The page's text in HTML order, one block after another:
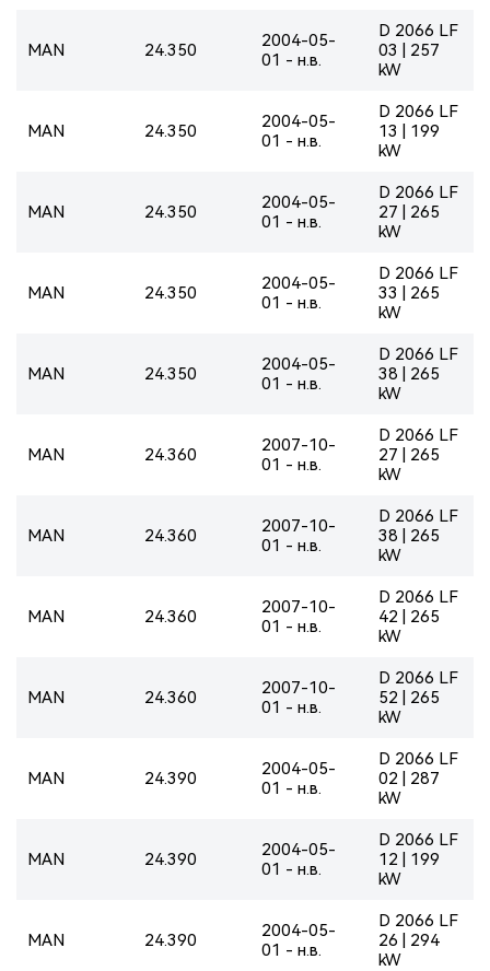
MAN 24.350
2004-05-
01 - н.в.
D 2066 LF
03 | 257
kW
MAN 24.350
2004-05-
01 - н.в.
D 2066 LF
13 | 199
kW
MAN 24.350
2004-05-
01 - н.в.
D 2066 LF
27 | 265
kW
MAN 24.350
2004-05-
01 - н.в.
D 2066 LF
33 | 265
kW
MAN 24.350
2004-05-
01 - н.в.
D 2066 LF
38 | 265
kW
MAN 24.360
2007-10-
01 - н.в.
D 2066 LF
27 | 265
kW
MAN 24.360
2007-10-
01 - н.в.
D 2066 LF
38 | 265
kW
MAN 24.360
2007-10-
01 - н.в.
D 2066 LF
42 | 265
kW
MAN 24.360
2007-10-
01 - н.в.
D 2066 LF
52 | 265
kW
MAN 24.390
2004-05-
01 - н.в.
D 2066 LF
02 | 287
kW
MAN 24.390
2004-05-
01 - н.в.
D 2066 LF
12 | 199
kW
MAN 24.390
2004-05-
01 - н.в.
D 2066 LF
26 | 294
kW